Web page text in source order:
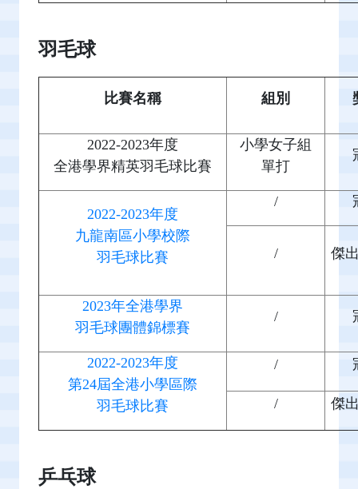
羽毛球
比賽名稱 組別
2022-2023年度
全港學界精英羽毛球比賽
小學女子組
單打
2022-2023年度
九龍南區小學校際
羽毛球比賽
/
/ 傑
2023年全港學界
羽毛球團體錦標賽
/
2022-2023年度
第24屆全港小學區際
羽毛球比賽
/
/ 傑
乒乓球